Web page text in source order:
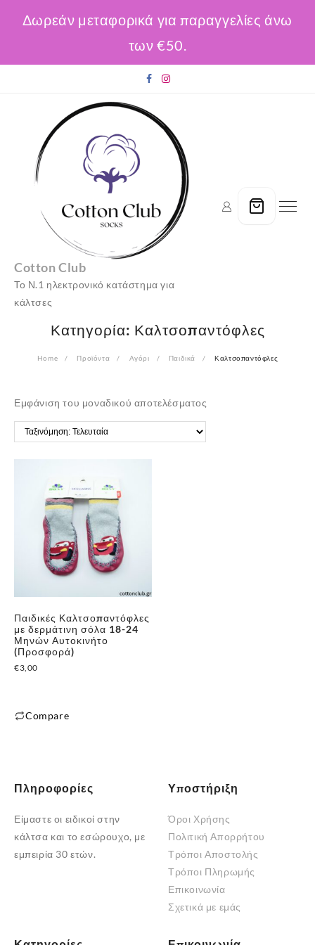
Δωρεάν μεταφορικά για παραγγελίες άνω
των €50.
Cotton Club
Το Ν.1 ηλεκτρονικό κατάστημα για
κάλτσες
Κατηγορία: Καλτσοπαντόφλες
Home Προϊόντα Αγόρι Παιδικά Καλτσοπαντόφλες
Εμφάνιση του μοναδικού αποτελέσματος
Παιδικές Καλτσοπαντόφλες
με δερμάτινη σόλα 18-24
Μηνών Αυτοκινήτο
(Προσφορά)
€3,00
Compare
έχει
παραλλαγές.
Οι
επιλογές
Πληροφορίες
Είμαστε οι ειδικοί στην
κάλτσα και το εσώρουχο, με
εμπειρία 30 ετών.
Υποστήριξη
Όροι Χρήσης
Πολιτική Απορρήτου
Τρόποι Αποστολής
Τρόποι Πληρωμής
Επικοινωνία
Σχετικά με εμάς